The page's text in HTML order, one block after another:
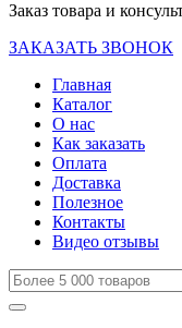
Заказ товара и
ЗАКАЗАТЬ ЗВОНОК
Главная
Каталог
О нас
Как заказать
Оплата
Доставка
Полезное
Контакты
Видео отзывы